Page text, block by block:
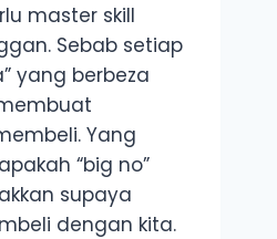
master skill
Sebab setiap
yang berbeza
Yang
“big no”
supaya
dengan kita.